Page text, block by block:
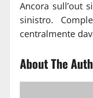
Ancora sull’out
sinistro.
centralmente
About The